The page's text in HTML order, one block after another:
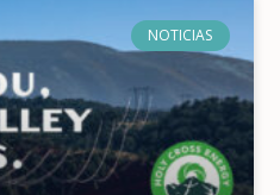
NOTICIAS